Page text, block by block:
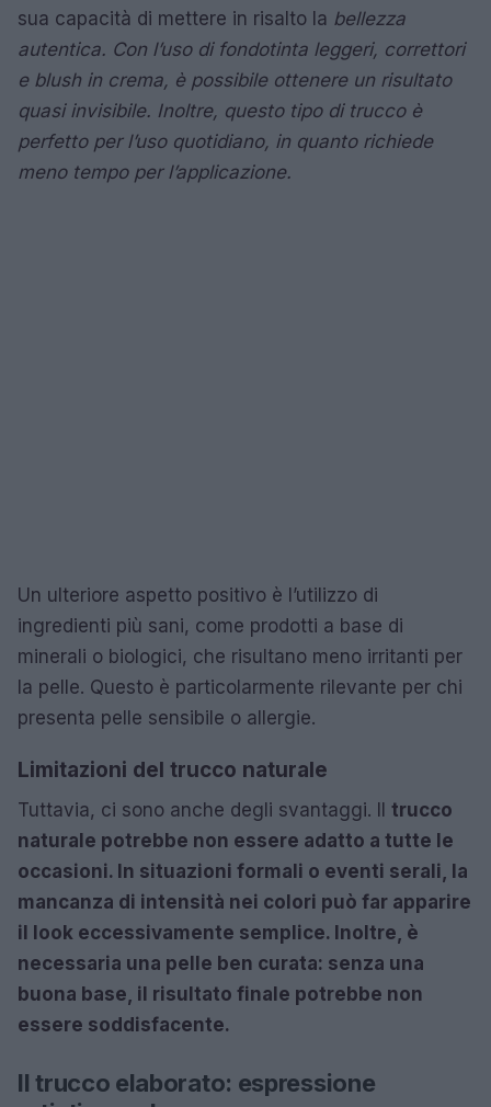
sua capacità di mettere in risalto la bellezza
autentica. Con l’uso di fondotinta leggeri, correttori
e blush in crema, è possibile ottenere un risultato
quasi invisibile. Inoltre, questo tipo di trucco è
perfetto per l’uso quotidiano, in quanto richiede
meno tempo per l’applicazione.
Un ulteriore aspetto positivo è l’utilizzo di
ingredienti più sani, come prodotti a base di
minerali o biologici, che risultano meno irritanti per
la pelle. Questo è particolarmente rilevante per chi
presenta pelle sensibile o allergie.
Limitazioni del trucco naturale
Tuttavia, ci sono anche degli svantaggi. Il trucco
naturale potrebbe non essere adatto a tutte le
occasioni. In situazioni formali o eventi serali, la
mancanza di intensità nei colori può far apparire
il look eccessivamente semplice. Inoltre, è
necessaria una pelle ben curata: senza una
buona base, il risultato finale potrebbe non
essere soddisfacente.
Il trucco elaborato: espressione